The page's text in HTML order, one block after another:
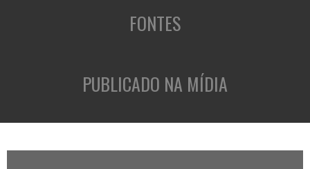
FONTES
PUBLICADO NA MÍDIA